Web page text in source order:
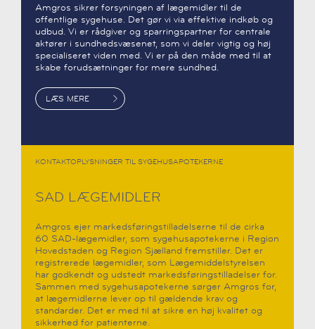
Amgros sikrer forsyningen af lægemidler til de
offentlige sygehuse. Det gør vi via effektive indkøb og
udbud. Vi er rådgiver og sparringspartner for centrale
aktører i sundhedsvæsenet, som vi deler vigtig og høj
specialiseret viden med. Vi er på den måde med til at
skabe forudsætninger for mere sundhed.
LÆS MERE
KONTAKTOPLYSNINGER TIL SYGEHUSAPOTEKERNE
SAD LÆGEMIDLER
Amgros ejer markedsføringstilladelserne til de cirka
60 SAD-lægemidler, som sygehusapotekerne i Region
Hovedstaden og Region Sjælland fremstiller. Det er
registrerede lægemidler, som Lægemiddelstyrelsen
har godkendt og udstedt markedsføringstilladelser for.
Sammen med sygehusapotekerne sørger Amgros for,
at lægemidlerne lever op til gældende krav og
standarder. Det er med til at sikre en høj kvalitet og
sikkerhed for patienterne.